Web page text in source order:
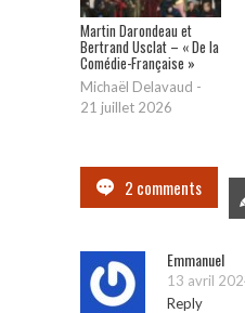
Martin Darondeau et
Bertrand Usclat – « De la
Comédie-Française »
Michaël Delavaud -
21 juillet 2026
2 comments
Emmanuel
13 avril
Reply